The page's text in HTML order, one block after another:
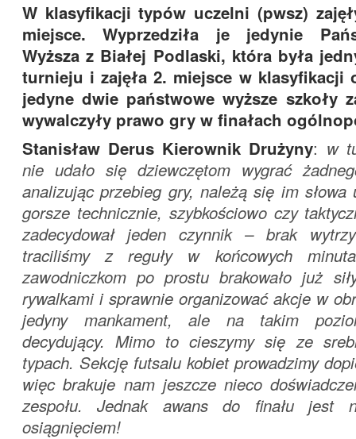
W klasyfikacji typów uczelni (pwsz)
miejsce. Wyprzedziła je jedynie
Wyższa z Białej Podlaski, która była
turnieju i zajęła 2. miejsce w klasyfikacji
jedyne dwie państwowe wyższe szkoły
wywalczyły prawo gry w finałach
Stanisław Derus Kierownik Drużyny: w
nie udało się dziewczętom wygrać
analizując przebieg gry, należą się im słowa
gorsze technicznie, szybkościowo czy
zadecydował jeden czynnik – brak
traciliśmy z reguły w końcowych
zawodniczkom po prostu brakowało już
rywalkami i sprawnie organizować akcje w
jedyny mankament, ale na takim
decydujący. Mimo to cieszymy się ze
typach. Sekcję futsalu kobiet prowadzimy
więc brakuje nam jeszcze nieco
zespołu. Jednak awans do finału jest
osiągnięciem!